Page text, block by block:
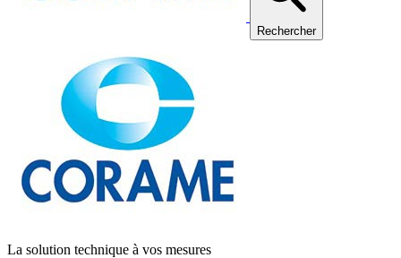
Rechercher
La solution technique à vos mesures